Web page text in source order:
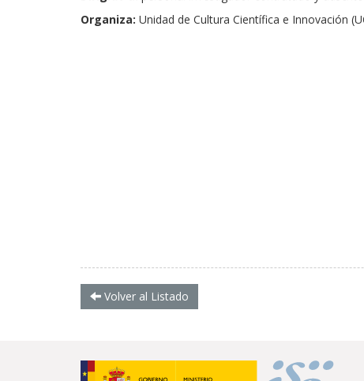
Organiza: Unidad de Cultura Científica e Innovación
Volver al Listado